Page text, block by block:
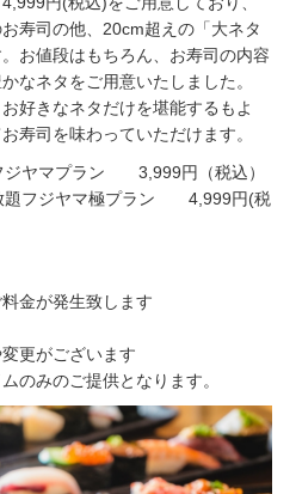
寿司の他、20cm超えの「大ネタ
お値段はもちろん、お寿司の内容
なネタをご用意いたしました。
好きなネタだけを堪能するもよ
寿司を味わっていただけます。
ヤマプラン 3,999円（税込）
フジヤマ極プラン 4,999円(税
金が発生致します
更がございます
のみのご提供となります。